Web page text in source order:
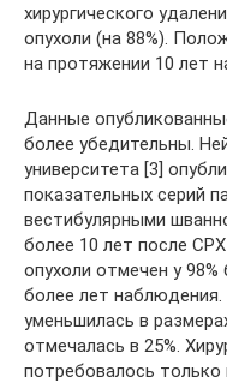
хирургического
опухоли (на 88%).
на протяжении 10 лет
Данные
более убедительны.
университета [3]
показательных серий
вестибулярными
более 10 лет после
опухоли отмечен у
более лет наблюдения.
уменьшилась в
отмечалась в 25%.
потребовалось только